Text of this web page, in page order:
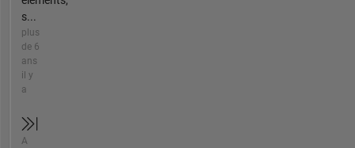
s...
plus
de 6
ans
il y
a
A